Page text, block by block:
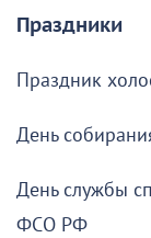
Праздники
Праздник
День
День службы
ФСО РФ